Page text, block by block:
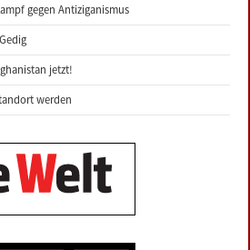
gegen Antiziganismus
jetzt!
werden